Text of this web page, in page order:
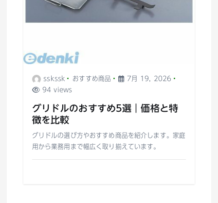
sskssk おすすめ商品
7月 19, 2026
94 views
グリドルのおすすめ5選｜価格と特
徴を比較
グリドルの選び方やおすすめ商品を紹介します。家庭
用から業務用まで幅広く取り揃えています。